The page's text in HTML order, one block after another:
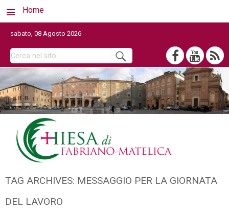
Home
sabato, 08 Agosto 2026
TAG ARCHIVES: MESSAGGIO PER LA GIORNATA
DEL LAVORO